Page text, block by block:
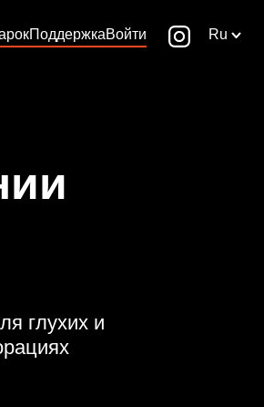
ПоддержкаВойти Ru
глухих и